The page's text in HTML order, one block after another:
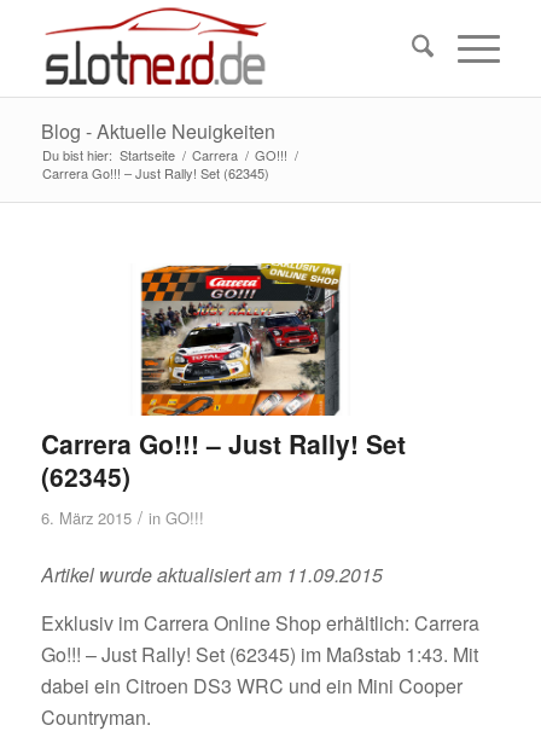
Blog - Aktuelle Neuigkeiten
Du bist hier: Startseite / Carrera / GO!!! /
Carrera Go!!! – Just Rally! Set (62345)
Carrera Go!!! – Just Rally! Set
(62345)
6. März 2015 / in GO!!!
Artikel wurde aktualisiert am 11.09.2015
Exklusiv im Carrera Online Shop erhältlich: Carrera
Go!!! – Just Rally! Set (62345) im Maßstab 1:43. Mit
dabei ein Citroen DS3 WRC und ein Mini Cooper
Countryman.